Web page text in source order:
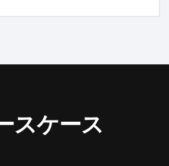
スケース